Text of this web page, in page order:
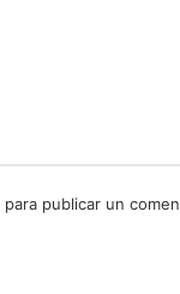
para publicar un